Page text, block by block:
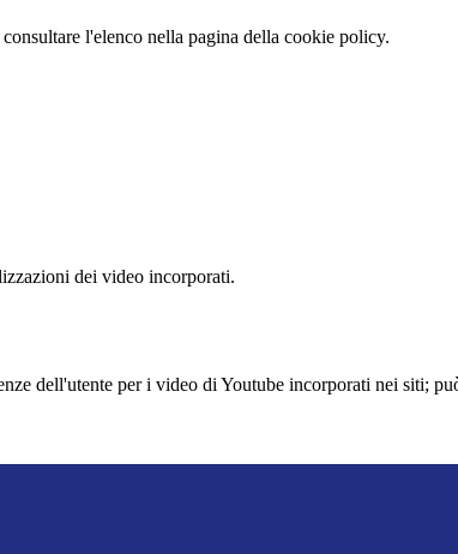
l'elenco nella pagina della cookie policy.
dei video incorporati.
dell'utente per i video di Youtube incorporati nei siti;